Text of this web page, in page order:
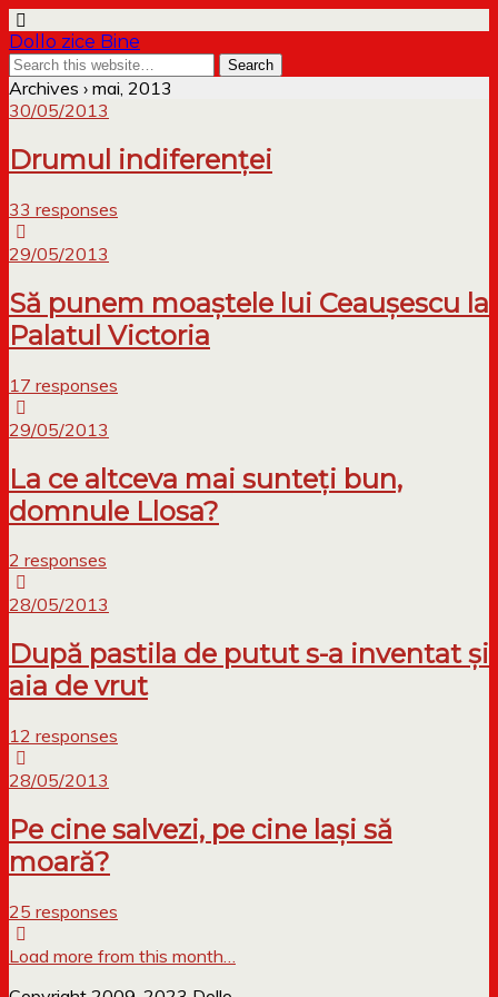
Dollo zice Bine
Archives › mai, 2013
30/05/2013
Drumul indiferenței
33 responses
29/05/2013
Să punem moaștele lui Ceaușescu la
Palatul Victoria
17 responses
29/05/2013
La ce altceva mai sunteți bun,
domnule Llosa?
2 responses
28/05/2013
După pastila de putut s-a inventat și
aia de vrut
12 responses
28/05/2013
Pe cine salvezi, pe cine lași să
moară?
25 responses
Load more from this month…